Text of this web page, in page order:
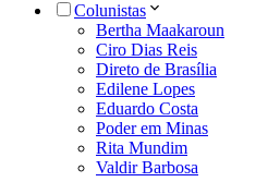
Colunistas
Bertha Maakaroun
Ciro Dias Reis
Direto de Brasília
Edilene Lopes
Eduardo Costa
Poder em Minas
Rita Mundim
Valdir Barbosa